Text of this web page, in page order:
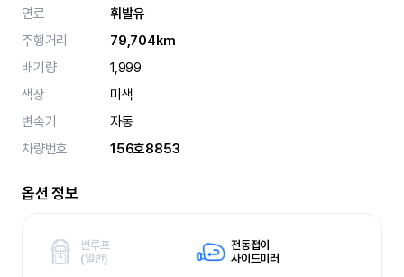
연료
휘발유
주행거리
79,704km
배기량
1,999
색상
미색
변속기
자동
차량번호
156호8853
옵션 정보
썬루프
(일반)
전동접이
사이드미러